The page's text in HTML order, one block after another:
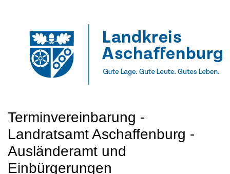
Terminvereinbarung -
Landratsamt Aschaffenburg -
Ausländeramt und
Einbürgerungen